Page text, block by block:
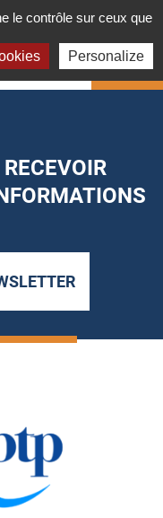
HAUT
le contrôle sur ceux que
Personalize